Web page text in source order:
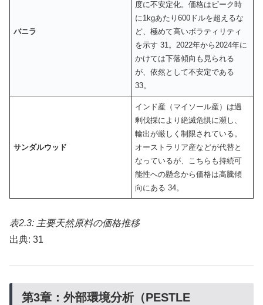
バニラ
度に不安定化。価格はピーク時
に1kgあたり600ドルを超えるな
ど、極めて高いボラティリティ
を示す 31。2022年から2024年に
かけては下落傾向も見られる
が、依然として不安定である
33。
サンダルウッド
インド産（マイソール産）は過
剰伐採により絶滅危惧に瀕し、
輸出が厳しく制限されている。
オーストラリア産などが代替と
なっているが、こちらも持続可
能性への懸念から価格は高騰傾
向にある 34。
表2.3: 主要天然原料の価格推移
出典: 31
第3章：外部環境分析（PESTLE